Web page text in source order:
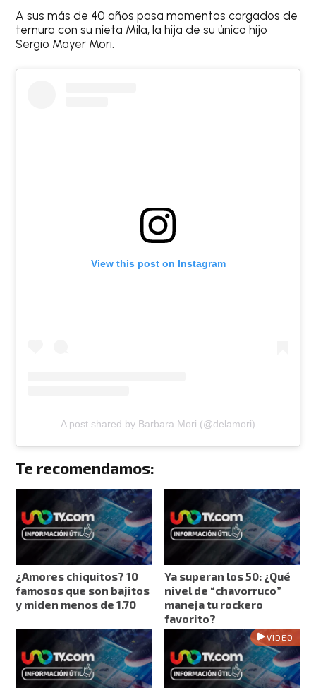
A sus más de 40 años pasa momentos cargados de
ternura con su nieta Mila, la hija de su único hijo
Sergio Mayer Mori.
View this post on Instagram
A post shared by Barbara Mori (@delamori)
Te recomendamos:
¿Amores chiquitos? 10
famosos que son bajitos
y miden menos de 1.70
Ya superan los 50: ¿Qué
nivel de “chavorruco”
maneja tu rockero
favorito?
VIDEO